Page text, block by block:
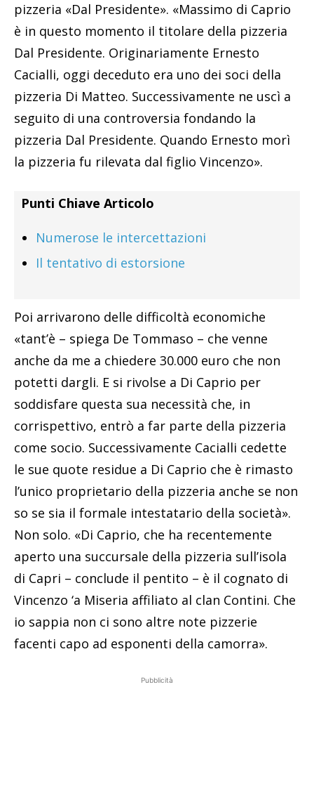
pizzeria «Dal Presidente». «Massimo di Caprio
è in questo momento il titolare della pizzeria
Dal Presidente. Originariamente Ernesto
Cacialli, oggi deceduto era uno dei soci della
pizzeria Di Matteo. Successivamente ne uscì a
seguito di una controversia fondando la
pizzeria Dal Presidente. Quando Ernesto morì
la pizzeria fu rilevata dal figlio Vincenzo».
Punti Chiave Articolo
Numerose le intercettazioni
Il tentativo di estorsione
Poi arrivarono delle difficoltà economiche
«tant’è – spiega De Tommaso – che venne
anche da me a chiedere 30.000 euro che non
potetti dargli. E si rivolse a Di Caprio per
soddisfare questa sua necessità che, in
corrispettivo, entrò a far parte della pizzeria
come socio. Successivamente Cacialli cedette
le sue quote residue a Di Caprio che è rimasto
l’unico proprietario della pizzeria anche se non
so se sia il formale intestatario della società».
Non solo. «Di Caprio, che ha recentemente
aperto una succursale della pizzeria sull’isola
di Capri – conclude il pentito – è il cognato di
Vincenzo ‘a Miseria affiliato al clan Contini. Che
io sappia non ci sono altre note pizzerie
facenti capo ad esponenti della camorra».
Pubblicità